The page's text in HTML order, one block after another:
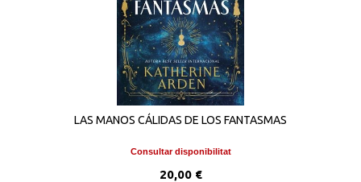
LAS MANOS CÁLIDAS DE LOS FANTASMAS
Consultar disponibilitat
20,00 €